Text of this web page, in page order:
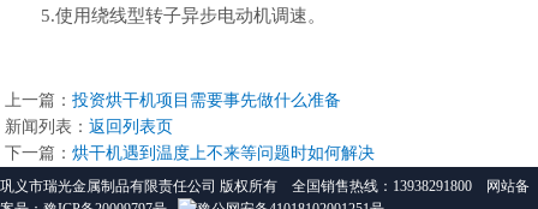
5.使用绕线型转子异步电动机调速。
上一篇：投资烘干机项目需要事先做什么准备
新闻列表：返回列表页
下一篇：烘干机遇到温度上不来等问题时如何解决
巩义市瑞光金属制品有限责任公司 版权所有 全国销售热线：13938291800
网站备